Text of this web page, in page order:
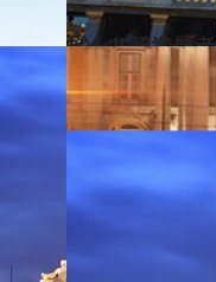
2014.5.11
ビール醸造業
旅＆お出かけ